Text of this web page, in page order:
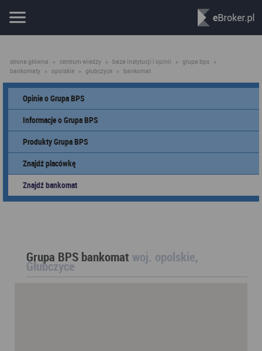
strona główna » centrum wiedzy » baza instytucji i opinii » grupa bps »
bankomaty » opolskie » głubczyce » bankomat
Opinie o Grupa BPS
Informacje o Grupa BPS
Produkty Grupa BPS
Znajdź placówkę
Znajdź bankomat
Grupa BPS bankomat woj. opolskie,
Głubczyce